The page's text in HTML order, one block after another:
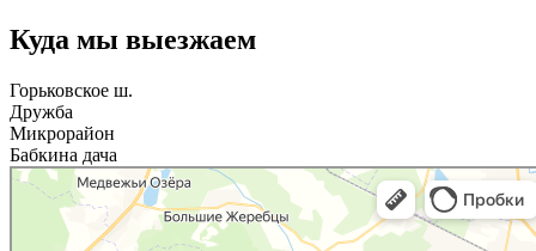
Куда мы выезжаем
Горьковское ш.
Дружба
Микрорайон
Бабкина дача